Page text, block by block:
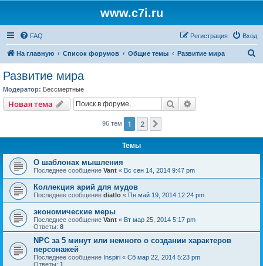
www.c7i.ru
FAQ Вход
Регистрация
На главную Список форумов Общие темы Развитие мира
Развитие мира
Модератор: Бессмертные
Новая тема Поиск
96 тем 1 2
Темы
О шаблонах мышления
Последнее сообщение Vant « Вс сен 14, 2014 9:47 pm
Коллекция арий для мудов
Последнее сообщение diatlo « Пн май 19, 2014 12:24 pm
экономические меры
Последнее сообщение Vant « Вт мар 25, 2014 5:17 pm
Ответы: 8
NPC за 5 минут или немного о создании характеров
персонажей
Последнее сообщение Inspiri « Сб мар 22, 2014 5:23 pm
Ответы: 1